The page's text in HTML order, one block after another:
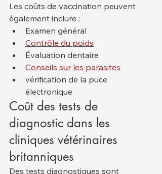
Les coûts de vaccination peuvent
également inclure :
Examen général
Contrôle du poids
Évaluation dentaire
Conseils sur les parasites
vérification de la puce
électronique
Coût des tests de
diagnostic dans les
cliniques vétérinaires
britanniques
Des tests diagnostiques sont